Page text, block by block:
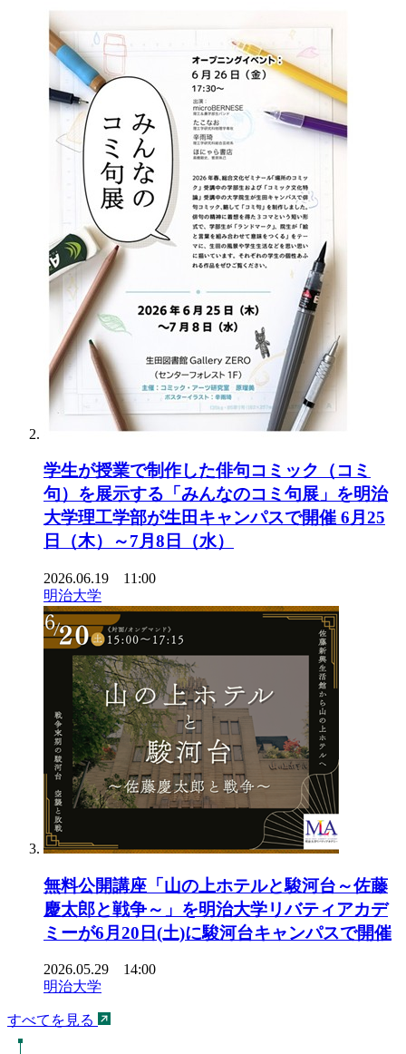
学生が授業で制作した俳句コミック（コミ
句）を展示する「みんなのコミ句展」を明治
大学理工学部が生田キャンパスで開催 6月25
日（木）～7月8日（水）
2026.06.19 11:00
明治大学
無料公開講座「山の上ホテルと駿河台～佐藤
慶太郎と戦争～」を明治大学リバティアカデ
ミーが6月20日(土)に駿河台キャンパスで開催
2026.05.29 14:00
明治大学
すべてを見る